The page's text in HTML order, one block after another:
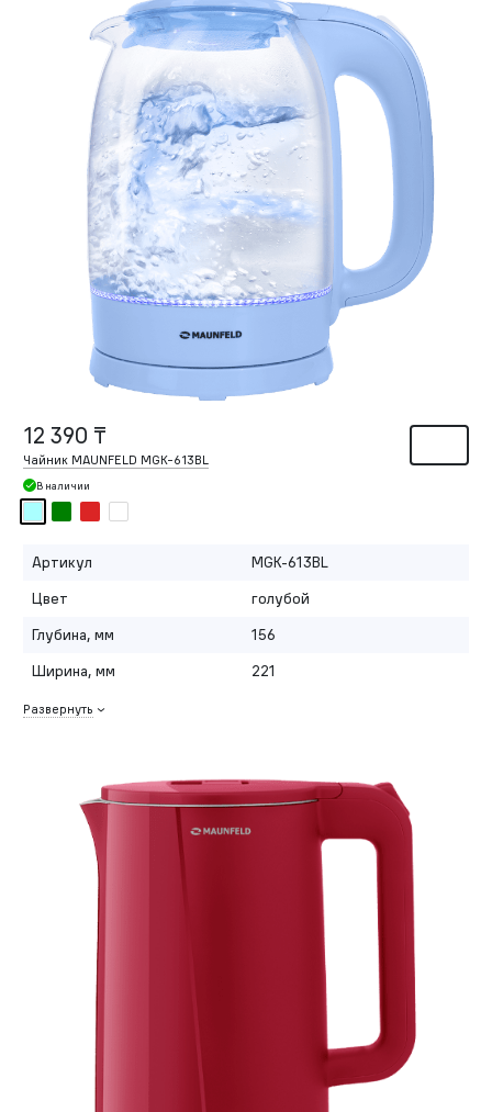
12 390 ₸
Чайник MAUNFELD MGK-613BL
В наличии
Артикул
MGK-613BL
Цвет
голубой
Глубина, мм
156
Ширина, мм
221
Развернуть